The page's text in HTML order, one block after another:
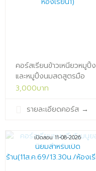
คอร์สเรียนข้าวเหนียวหมูปิ้ง
และหมูปิ้งนมสดสูตรมือ
อาชีพ(10ส.ค.69/13.30น./
3,000บาท
รายละเอียดคอร์ส →
เปิดสอน 11-08-2026